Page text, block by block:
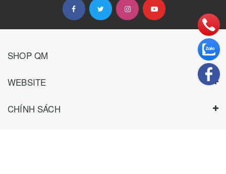
SHOP QM
WEBSITE
CHÍNH SÁCH